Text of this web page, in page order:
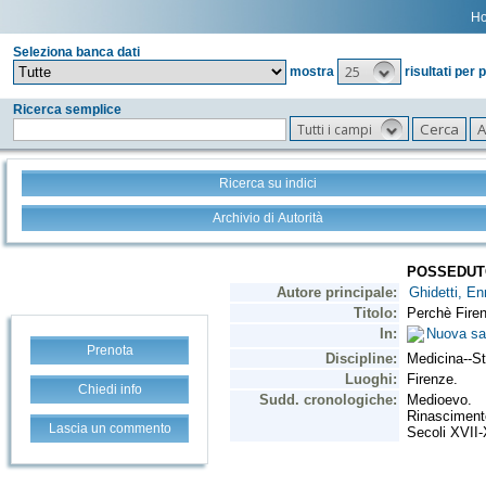
Seleziona banca dati
mostra
25 risultati per
Ricerca semplice
Tutti i campi
Ricerca su indici
Archivio di Autorità
Prenota
Chiedi info
Lascia un commento